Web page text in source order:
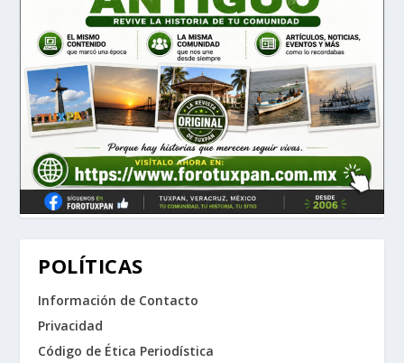
POLÍTICAS
Información de Contacto
Privacidad
Código de Ética Periodística